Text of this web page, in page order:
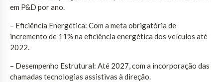
em P&D por ano.
– Eficiência Energética: Com a meta obrigatória de
incremento de 11% na eficiência energética dos veículos até
2022.
– Desempenho Estrutural: Até 2027, com a incorporação das
chamadas tecnologias assistivas à direção.